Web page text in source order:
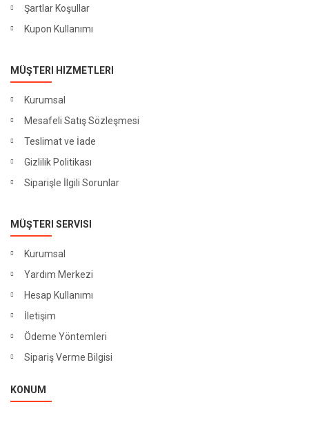
Şartlar Koşullar
Kupon Kullanımı
MÜŞTERI HIZMETLERI
Kurumsal
Mesafeli Satış Sözleşmesi
Teslimat ve İade
Gizlilik Politikası
Siparişle İlgili Sorunlar
MÜŞTERI SERVISI
Kurumsal
Yardım Merkezi
Hesap Kullanımı
İletişim
Ödeme Yöntemleri
Sipariş Verme Bilgisi
KONUM